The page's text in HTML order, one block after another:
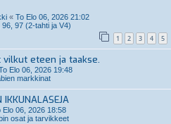
« To Elo 06, 2026 21:02
97 (2-tahti ja V4)
1 2 3 4 5
eteen ja taakse.
Elo 06, 2026 19:48
markkinat
Elo 06, 2026 18:58
osat ja tarvikkeet